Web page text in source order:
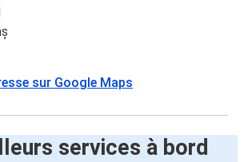
sur Google Maps
services à bord